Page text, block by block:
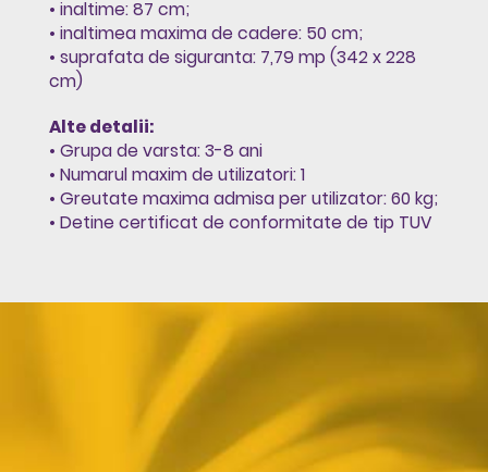
• inaltime: 87 cm;
• inaltimea maxima de cadere: 50 cm;
• suprafata de siguranta: 7,79 mp (342 x 228
cm)
Alte detalii:
• Grupa de varsta: 3-8 ani
• Numarul maxim de utilizatori: 1
• Greutate maxima admisa per utilizator: 60 kg;
• Detine certificat de conformitate de tip TUV